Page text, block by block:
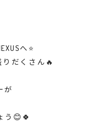
へ⭐️
りだくさん🔥
が
う😊🍀